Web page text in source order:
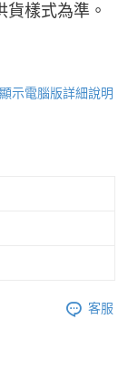
樣式為準。
顯示電腦版詳細說明
客服